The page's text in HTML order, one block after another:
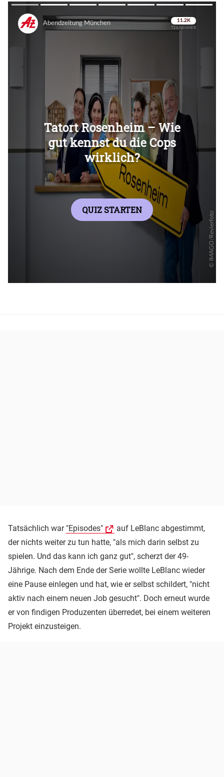
Überspringen
Überspringen
Tatsächlich war "Episodes"
auf LeBlanc abgestimmt,
der nichts weiter zu tun hatte, "als mich darin selbst zu
spielen. Und das kann ich ganz gut", scherzt der 49-
Jährige. Nach dem Ende der Serie wollte LeBlanc wieder
eine Pause einlegen und hat, wie er selbst schildert, "nicht
aktiv nach einem neuen Job gesucht". Doch erneut wurde
er von findigen Produzenten überredet, bei einem weiteren
Projekt einzusteigen.